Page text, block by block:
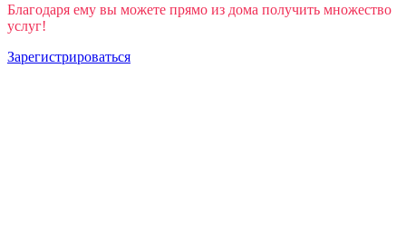
Благодаря ему вы можете прямо из дома получить множество
услуг!
Зарегистрироваться